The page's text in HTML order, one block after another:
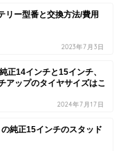
リー型番と交換方法/費用
2023年7月3日
正14インチと15インチ、
アップのタイヤサイズはこ
2024年7月17日
純正15インチのスタッド